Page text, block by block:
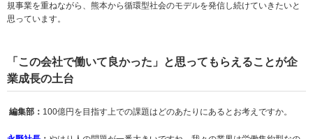
規事業を重ねながら、熊本から循環型社会のモデルを発信し続けていきたいと
思っています。
「この会社で働いて良かった」と思ってもらえることが企
業成長の土台
編集部： 100億円を目指す上での課題はどのあたりにあるとお考えですか。